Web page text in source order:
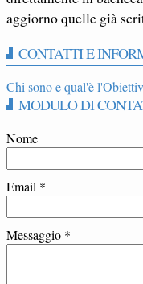
aggiorno quelle già
CONTATTI E
Chi sono e qual'è
MODULO DI
Nome
Email *
Messaggio *